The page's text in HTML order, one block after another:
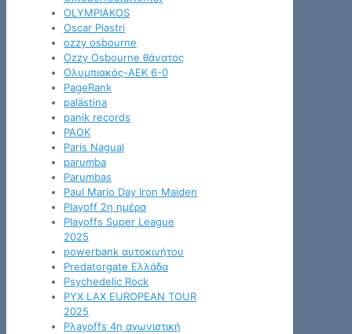
OLYMPIAKOS
Oscar Piastri
ozzy osbourne
Ozzy Osbourne θάνατος
Oλυμπιακός-ΑΕΚ 6-0
PageRank
palästina
panik records
PAOK
Paris Nagual
parumba
Parumbas
Paul Mario Day Iron Maiden
Playoff 2η ημέρα
Playoffs Super League
2025
powerbank αυτοκινήτου
Predatorgate Ελλάδα
Psychedelic Rock
PYX LAX EUROPEAN TOUR
2025
Pλayoffs 4η αγωνιστική